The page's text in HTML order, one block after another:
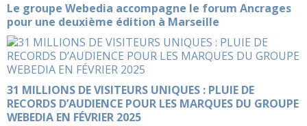
Le groupe Webedia accompagne le forum Ancrages
pour une deuxième édition à Marseille
31 MILLIONS DE VISITEURS UNIQUES : PLUIE DE
RECORDS D’AUDIENCE POUR LES MARQUES DU GROUPE
WEBEDIA EN FÉVRIER 2025